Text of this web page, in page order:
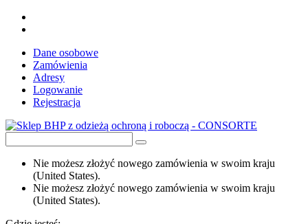
Dane osobowe
Zamówienia
Adresy
Logowanie
Rejestracja
Nie możesz złożyć nowego zamówienia w swoim kraju
(United States).
Nie możesz złożyć nowego zamówienia w swoim kraju
(United States).